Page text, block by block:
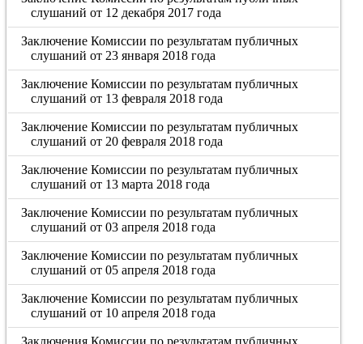
слушаний от 12 декабря 2017 года
Заключение Комиссии по результатам публичных
слушаний от 23 января 2018 года
Заключение Комиссии по результатам публичных
слушаний от 13 февраля 2018 года
Заключение Комиссии по результатам публичных
слушаний от 20 февраля 2018 года
Заключение Комиссии по результатам публичных
слушаний от 13 марта 2018 года
Заключение Комиссии по результатам публичных
слушаний от 03 апреля 2018 года
Заключение Комиссии по результатам публичных
слушаний от 05 апреля 2018 года
Заключение Комиссии по результатам публичных
слушаний от 10 апреля 2018 года
Заключения Комиссии по результатам публичных